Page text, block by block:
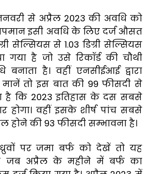
से अप्रैल 2023 की अवधि को
इसी अवधि के लिए दर्ज औसत
सेल्सियस से 1.03 डिग्री सेल्सियस
गया है जो उसे रिकॉर्ड की चौथी
है। वहीं एनसीईआई द्वारा
मानें तो इस बात की 99 फीसदी से
है कि 2023 इतिहास के दस सबसे
होगा। वहीं इसके शीर्ष पांच सबसे
होने की 93 फीसदी सम्भावना है।
पर जमा बर्फ को देखें तो यह
जब अप्रैल के महीने में बर्फ का